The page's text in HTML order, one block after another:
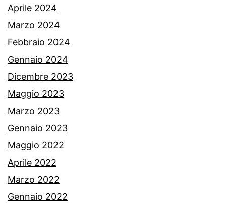
Aprile 2024
Marzo 2024
Febbraio 2024
Gennaio 2024
Dicembre 2023
Maggio 2023
Marzo 2023
Gennaio 2023
Maggio 2022
Aprile 2022
Marzo 2022
Gennaio 2022